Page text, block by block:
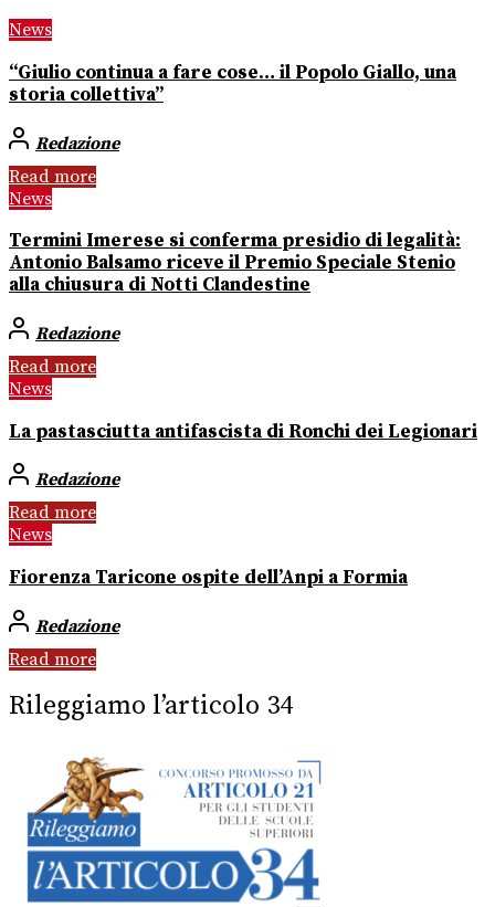
News
“Giulio continua a fare cose… il Popolo Giallo, una
storia collettiva”
Redazione
Read more
News
Termini Imerese si conferma presidio di legalità:
Antonio Balsamo riceve il Premio Speciale Stenio
alla chiusura di Notti Clandestine
Redazione
Read more
News
La pastasciutta antifascista di Ronchi dei Legionari
Redazione
Read more
News
Fiorenza Taricone ospite dell’Anpi a Formia
Redazione
Read more
Rileggiamo l’articolo 34